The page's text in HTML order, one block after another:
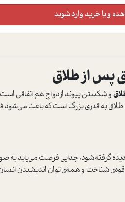
و یا خرید وارد شوید
پس از طلاق
و شکستن پيوند ازدواج هم اتفاقي
به قدري بزرگ است که باعث مي‌شود
گرفته شود، جدايي فرصت مي‌يابد به
قوه‌ي شناخت و همه‌ي توان انديشيدن انسان